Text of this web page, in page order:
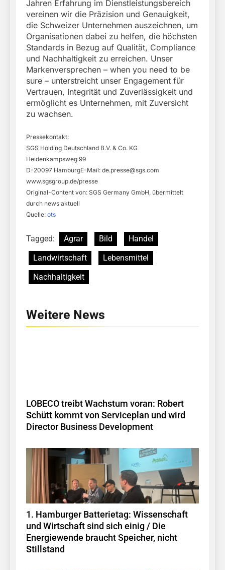
Jahren Erfahrung im Dienstleistungsbereich
vereinen wir die Präzision und Genauigkeit,
die Schweizer Unternehmen auszeichnen, um
Organisationen dabei zu helfen, die höchsten
Standards in Bezug auf Qualität, Compliance
und Nachhaltigkeit zu erreichen. Unser
Markenversprechen – when you need to be
sure – unterstreicht unser Engagement für
Vertrauen, Integrität und Zuverlässigkeit und
ermöglicht es Unternehmen, mit Zuversicht
zu wachsen.
Pressekontakt:
SGS Holding Deutschland B.V. & Co. KG
Heidenkampsweg 99
D-20097 HamburgE-Mail: de.presse@sgs.com
www.sgsgroup.de/presse
Original-Content von: SGS Germany GmbH, übermittelt
durch news aktuell
Quelle: ots
Tagged: Agrar Bild
Handel
Landwirtschaft
Lebensmittel
Nachhaltigkeit
Weitere News
LOBECO treibt Wachstum voran: Robert
Schütt kommt von Serviceplan und wird
Director Business Development
1. Hamburger Batterietag: Wissenschaft
und Wirtschaft sind sich einig / Die
Energiewende braucht Speicher, nicht
Stillstand